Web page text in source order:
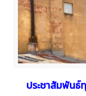
ประชาสัมพันธ์